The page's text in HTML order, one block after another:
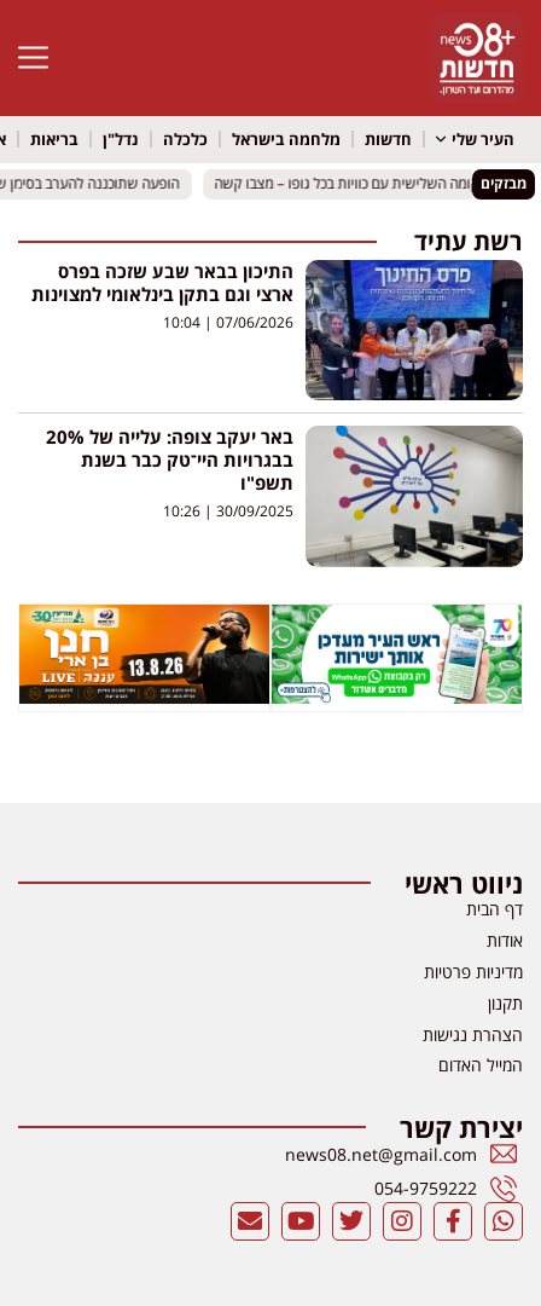
פתח
העיר שלי חדשות מלחמה בישראל כלכלה נדל"ן בריאות
מבזקים הופעה שתוכננה להערב בסימן
הופעה שתוכננה להערב בסימן
רשת עתיד
התיכון בבאר שבע שזכה בפרס
ארצי וגם בתקן בינלאומי למצוינות
07/06/2026
באר יעקב צופה: עלייה של 20%
בבגרויות היי־טק כבר בשנת
תשפ"ו
30/09/2025
ניווט ראשי
דף הבית
אודות
מדיניות פרטיות
תקנון
הצהרת נגישות
המייל האדום
יצירת קשר
news08.net@gmail.com
054-9759222